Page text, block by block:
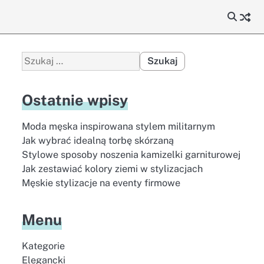
Szukaj:
Ostatnie wpisy
Moda męska inspirowana stylem militarnym
Jak wybrać idealną torbę skórzaną
Stylowe sposoby noszenia kamizelki garniturowej
Jak zestawiać kolory ziemi w stylizacjach
Męskie stylizacje na eventy firmowe
Menu
Kategorie
Elegancki